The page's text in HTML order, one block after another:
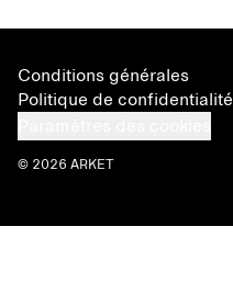
Conditions générales
Politique de confidentialité
© 2026 ARKET